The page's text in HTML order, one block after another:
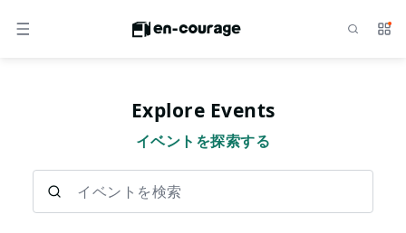
メニュー サ
Explore Events
イベントを探索する